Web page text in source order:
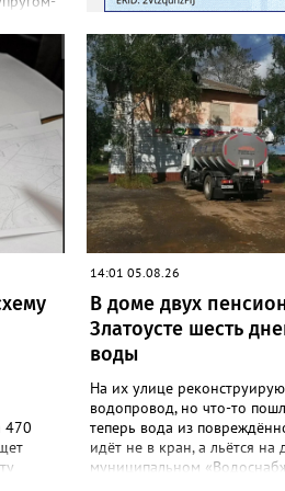
к
–
в
470
14:01 05.08.26
В доме двух
Златоусте шесть
воды
На их улице
водопровод, но что-то
теперь вода из
идёт не в кран, а льётся на
муниципальном